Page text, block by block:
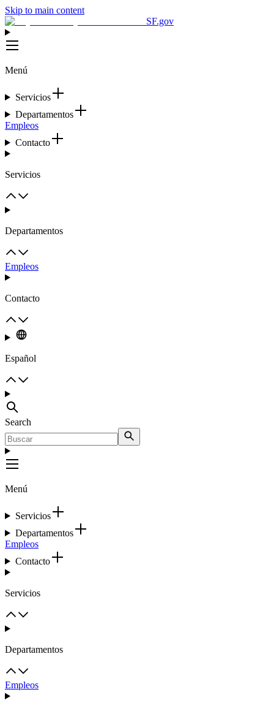
Skip to main content
SF.gov
Menú
Servicios
Departamentos
Empleos
Contacto
Servicios
Departamentos
Empleos
Contacto
Español
Search
Menú
Servicios
Departamentos
Empleos
Contacto
Servicios
Departamentos
Empleos